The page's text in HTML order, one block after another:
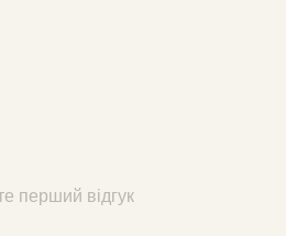
перший відгук